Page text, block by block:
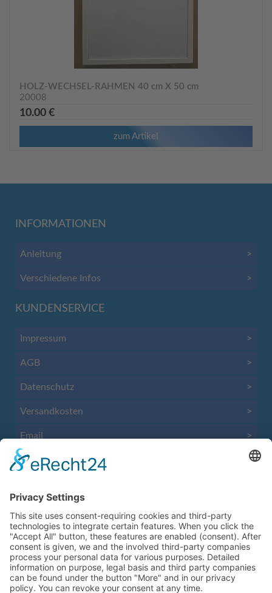
HOLZ-WECHSEL-RAHMEN 40 cm X 50 cm
20008
10.00 €
zum Artikel
INFORMATIONEN
Anleitung >
Verschiedene Infos >
KUNDENSERVICE
Impressum >
AGB >
Datenschutz >
Versandkosten >
Email >
Vertrag widerrufen >
Anrufen
Nachricht >